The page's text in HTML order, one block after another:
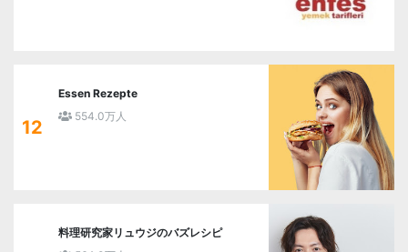
12
Essen Rezepte
554.0万人
料理研究家リュウジのバズレシピ